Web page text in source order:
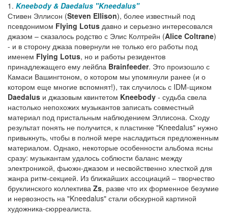
1. Kneebody & Daedalus "Kneedalus"
Стивен Эллисон (Steven Ellison), более известный под
псевдонимом Flying Lotus давно и серьезно интересовался
джазом – сказалось родство с Элис Колтрейн (Alice Coltrane)
- и в сторону джаза повернули не только его работы под
именем Flying Lotus, но и работы резидентов
принадлежащего ему лейбла Brainfeeder. Это произошло с
Камаси Вашингтоном, о котором мы упомянули ранее (и о
котором еще многие вспомнят!), так случилось с IDM-щиком
Daedalus и джазовым квинтетом Kneebody - судьба свела
настолько непохожих музыкантов записать совместный
материал под пристальным наблюдением Эллисона. Сходу
результат понять не получится, к пластинке "Kneedalus" нужно
привыкнуть, чтобы в полной мере насладиться предложенным
материалом. Однако, некоторые особенности альбома ясны
сразу: музыкантам удалось соблюсти баланс между
электроникой, фьюжн-джазом и несвойственно хлесткой для
жанра ритм-секцией. Из ближайших ассоциаций – творчество
бруклинского коллектива Zs, разве что их форменное безумие
и нервозность на "Kneedalus" стали обскурной картиной
художника-сюрреалиста.